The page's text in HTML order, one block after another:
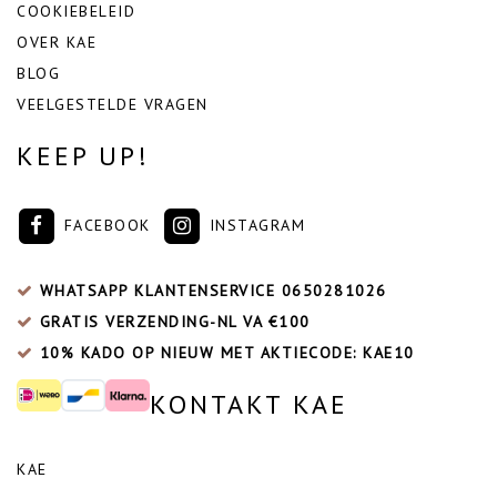
COOKIEBELEID
OVER KAE
BLOG
VEELGESTELDE VRAGEN
KEEP UP!
FACEBOOK INSTAGRAM
WHATSAPP KLANTENSERVICE 0650281026
GRATIS VERZENDING-NL VA €100
10% KADO OP NIEUW MET AKTIECODE: KAE10
KONTAKT KAE
KAE